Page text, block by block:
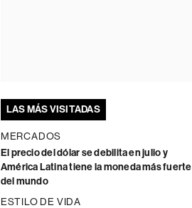
LAS MÁS VISITADAS
MERCADOS
El precio del dólar se debilita en julio y
América Latina tiene la moneda más fuerte
del mundo
ESTILO DE VIDA